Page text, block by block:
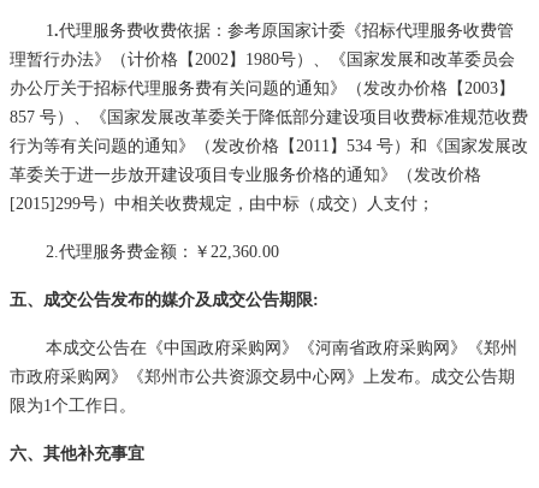
1.代理服务费收费依据：参考原国家计委《招标代理服务收费管
理暂行办法》（计价格【2002】1980号）、《国家发展和改革委员会
办公厅关于招标代理服务费有关问题的通知》（发改办价格【2003】
857 号）、《国家发展改革委关于降低部分建设项目收费标准规范收费
行为等有关问题的通知》（发改价格【2011】534 号）和《国家发展改
革委关于进一步放开建设项目专业服务价格的通知》（发改价格
[2015]299号）中相关收费规定，由中标（成交）人支付；
2.代理服务费金额：￥ 22,360.00
五、成交公告发布的媒介及成交公告期限:
本成交公告在《中国政府采购网》《河南省政府采购网》《郑州
市政府采购网》《郑州市公共资源交易中心网》上发布。成交公告期
限为1个工作日。
六、其他补充事宜